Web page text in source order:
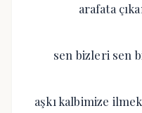
arafata
sen bizleri sen
aşkı kalbimize